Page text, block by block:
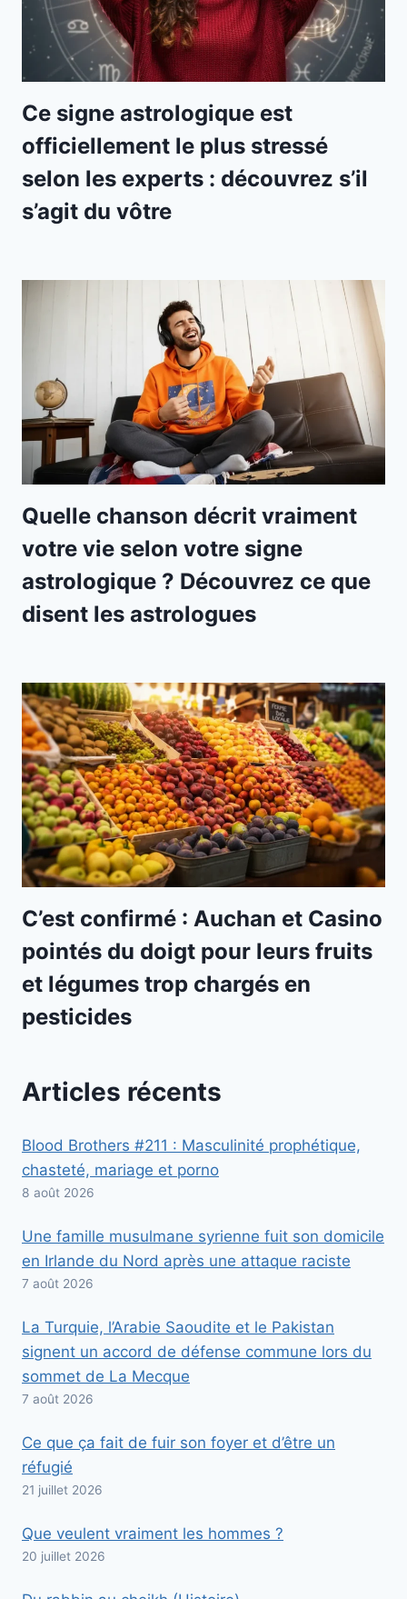
Ce signe astrologique est
officiellement le plus stressé
selon les experts : découvrez s’il
s’agit du vôtre
Quelle chanson décrit vraiment
votre vie selon votre signe
astrologique ? Découvrez ce que
disent les astrologues
C’est confirmé : Auchan et Casino
pointés du doigt pour leurs fruits
et légumes trop chargés en
pesticides
Articles récents
Blood Brothers #211 : Masculinité prophétique,
chasteté, mariage et porno
8 août 2026
Une famille musulmane syrienne fuit son domicile
en Irlande du Nord après une attaque raciste
7 août 2026
La Turquie, l’Arabie Saoudite et le Pakistan
signent un accord de défense commune lors du
sommet de La Mecque
7 août 2026
Ce que ça fait de fuir son foyer et d’être un
réfugié
21 juillet 2026
Que veulent vraiment les hommes ?
20 juillet 2026